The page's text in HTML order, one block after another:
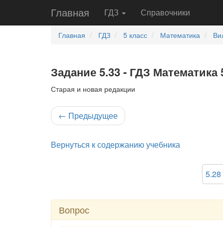
Главная ГДЗ Справочники
Главная ГДЗ 5 класс Математика
Задание 5.33 - ГДЗ
Старая и новая редакции
← Предыдущее
Вернуться к содержанию учебника
5.28
Вопрос